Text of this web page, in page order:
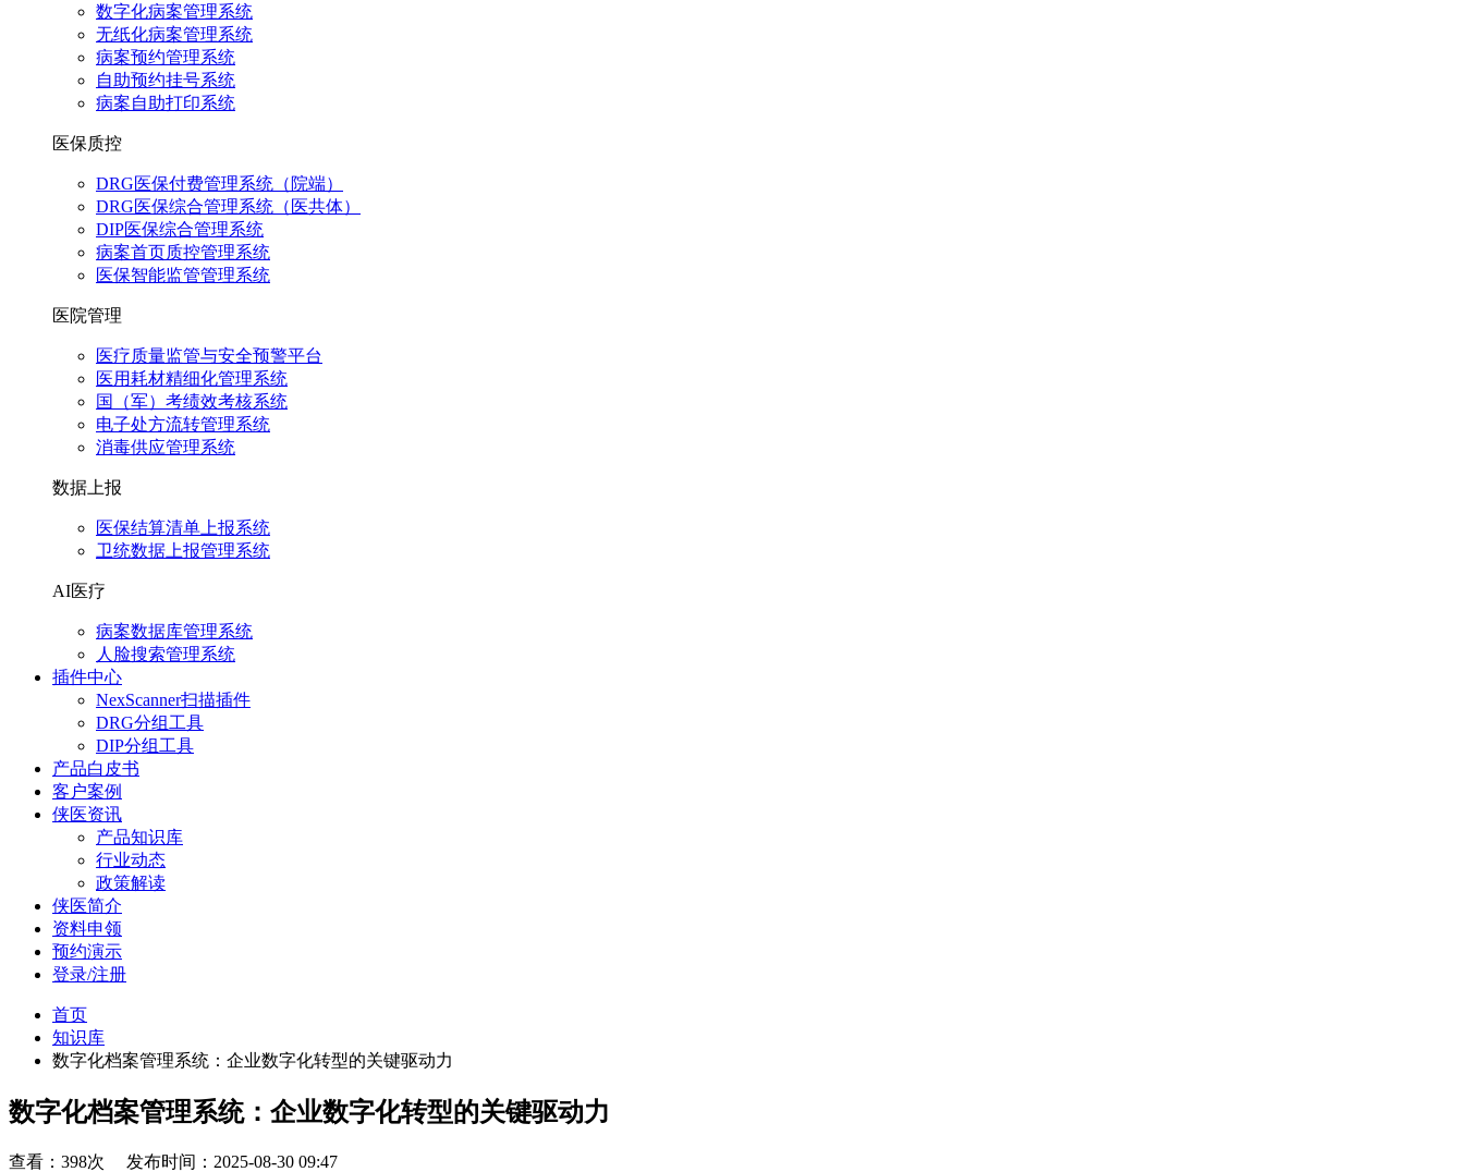
数字化病案管理系统
无纸化病案管理系统
病案预约管理系统
自助预约挂号系统
病案自助打印系统
医保质控
DRG医保付费管理系统（院端）
DRG医保综合管理系统（医共体）
DIP医保综合管理系统
病案首页质控管理系统
医保智能监管管理系统
医院管理
医疗质量监管与安全预警平台
医用耗材精细化管理系统
国（军）考绩效考核系统
电子处方流转管理系统
消毒供应管理系统
数据上报
医保结算清单上报系统
卫统数据上报管理系统
AI医疗
病案数据库管理系统
人脸搜索管理系统
插件中心
NexScanner扫描插件
DRG分组工具
DIP分组工具
产品白皮书
客户案例
侠医资讯
产品知识库
行业动态
政策解读
侠医简介
资料申领
预约演示
登录/注册
首页
知识库
数字化档案管理系统：企业数字化转型的关键驱动力
数字化档案管理系统：企业数字化转型的关键驱动力
查看：398次 发布时间：2025-08-30 09:47